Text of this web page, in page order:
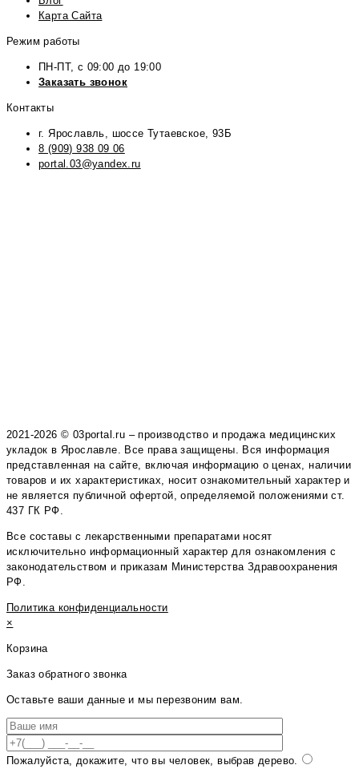
Карта Сайта
Режим работы
ПН-ПТ, с 09:00 до 19:00
Заказать звонок
Контакты
г. Ярославль, шоссе Тутаевское, 93Б
8 (909) 938 09 06
portal.03@yandex.ru
2021-2026 © 03portal.ru – производство и продажа медицинских
укладок в Ярославле. Все права защищены. Вся информация
представленная на сайте, включая информацию о ценах, наличии
товаров и их характеристиках, носит ознакомительный характер и
не является публичной офертой, определяемой положениями ст.
437 ГК РФ.
Все составы с лекарственными препаратами носят
исключительно информационный характер для ознакомления с
законодательством и приказам Министерства Здравоохранения
РФ.
Политика конфиденциальности
×
Корзина
Заказ обратного звонка
Оставьте ваши данные и мы перезвоним вам.
Пожалуйста, докажите, что вы человек, выбрав дерево.